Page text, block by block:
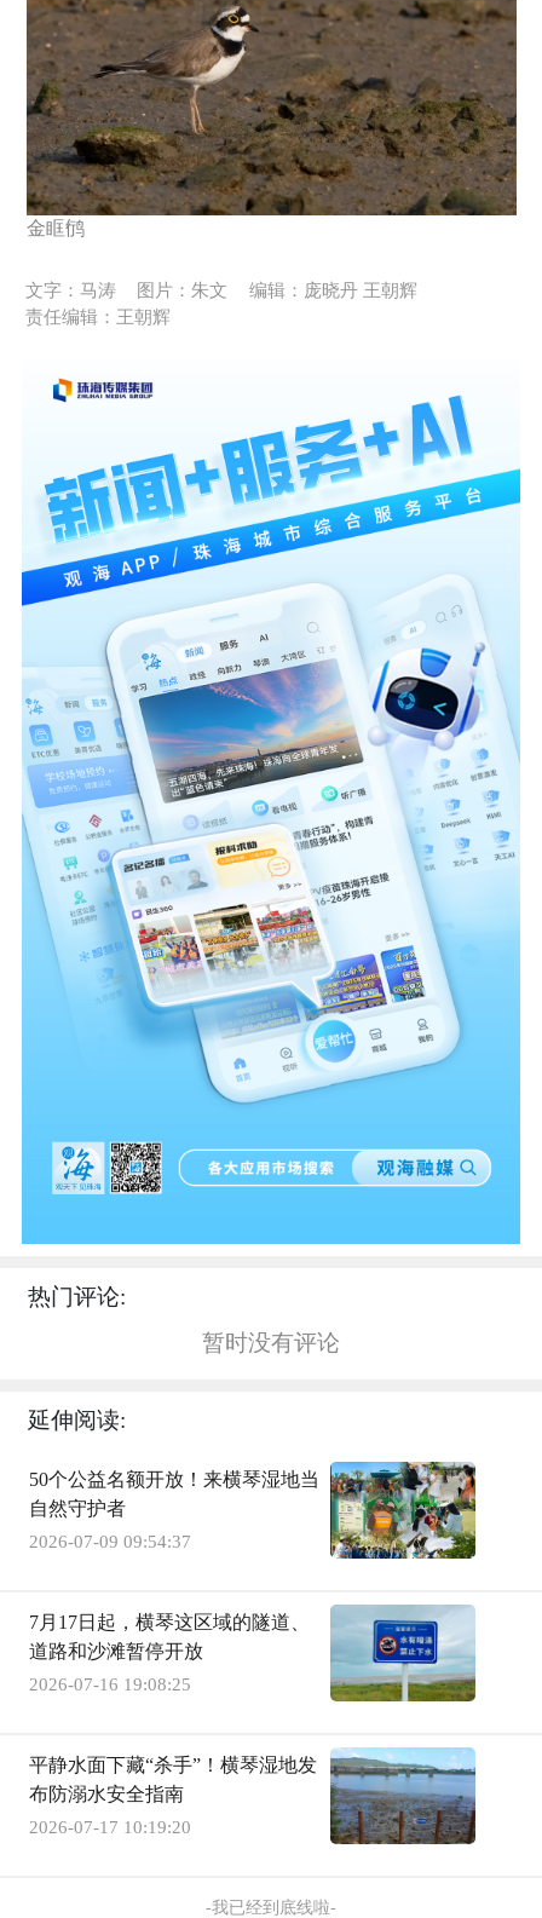
金眶鸻
文字：马涛 图片：朱文
编辑：庞晓丹 王朝辉
责任编辑：王朝辉
热门评论:
暂时没有评论
延伸阅读:
50个公益名额开放！来横琴湿地当
自然守护者
2026-07-09 09:54:37
7月17日起，横琴这区域的隧道、
道路和沙滩暂停开放
2026-07-16 19:08:25
平静水面下藏“杀手”！横琴湿地发
布防溺水安全指南
2026-07-17 10:19:20
-我已经到底线啦-